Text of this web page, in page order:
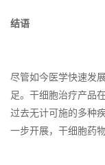
结语
尽管如今医学快速发
足。干细胞治疗产品
过去无计可施的多种
一步开展，干细胞药